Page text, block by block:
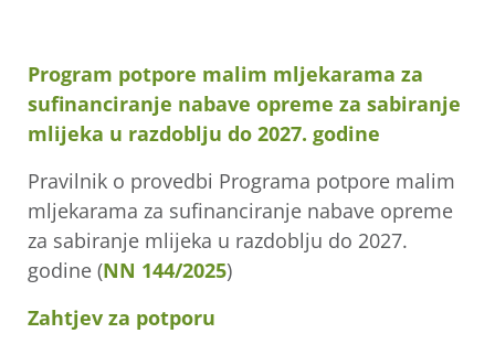
Program potpore malim mljekarama za
sufinanciranje nabave opreme za sabiranje
mlijeka u razdoblju do 2027. godine
Pravilnik o provedbi Programa potpore malim
mljekarama za sufinanciranje nabave opreme
za sabiranje mlijeka u razdoblju do 2027.
godine (NN 144/2025)
Zahtjev za potporu